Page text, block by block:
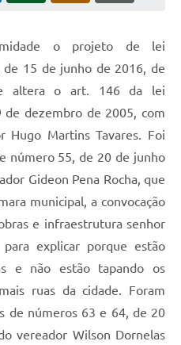
o projeto de lei
15 de junho de 2016, de
altera o art. 146 da lei
dezembro de 2005, com
Hugo Martins Tavares. Foi
número 55, de 20 de junho
Gideon Pena Rocha, que
municipal, a convocação
e infraestrutura senhor
explicar porque estão
e não estão tapando os
ruas da cidade. Foram
de números 63 e 64, de 20
vereador Wilson Dornelas